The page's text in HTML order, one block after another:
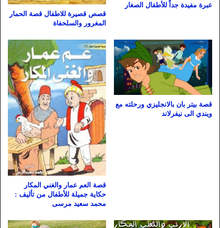
عبرة مفيدة جداً للأطفال الصغار
قصص قصيرة للاطفال قصة الحمار
المغرور والسلحفاة
قصة بيتر بان بالانجليزي ورحلته مع
ويندي الى نيفرلاند
قصة العم عمار والغني المكار
حكاية جميلة للأطفال من تأليف :
محمد سعيد مرسى